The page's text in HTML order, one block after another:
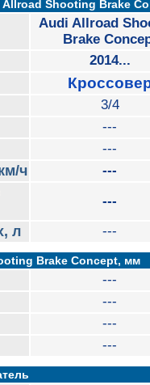
Shooting Brake
Audi Allroad
Brake
2014...
3/4
---
---
ч ---
---
л ---
Brake Concept, мм
---
---
---
---